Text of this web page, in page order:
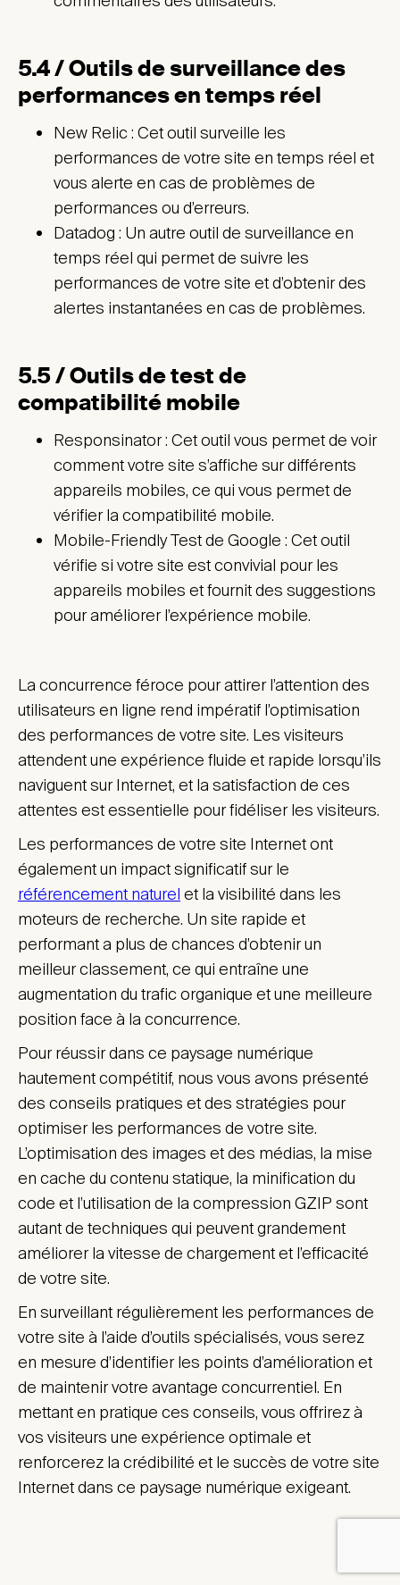
5.4 / Outils de surveillance des
performances en temps réel
New Relic : Cet outil surveille les
performances de votre site en temps réel et
vous alerte en cas de problèmes de
performances ou d’erreurs.
Datadog : Un autre outil de surveillance en
temps réel qui permet de suivre les
performances de votre site et d’obtenir des
alertes instantanées en cas de problèmes.
5.5 / Outils de test de
compatibilité mobile
Responsinator : Cet outil vous permet de voir
comment votre site s’affiche sur différents
appareils mobiles, ce qui vous permet de
vérifier la compatibilité mobile.
Mobile-Friendly Test de Google : Cet outil
vérifie si votre site est convivial pour les
appareils mobiles et fournit des suggestions
pour améliorer l’expérience mobile.
La concurrence féroce pour attirer l’attention des
utilisateurs en ligne rend impératif l’optimisation
des performances de votre site. Les visiteurs
attendent une expérience fluide et rapide lorsqu’ils
naviguent sur Internet, et la satisfaction de ces
attentes est essentielle pour fidéliser les visiteurs.
Les performances de votre site Internet ont
également un impact significatif sur le
référencement naturel et la visibilité dans les
moteurs de recherche. Un site rapide et
performant a plus de chances d’obtenir un
meilleur classement, ce qui entraîne une
augmentation du trafic organique et une meilleure
position face à la concurrence.
Pour réussir dans ce paysage numérique
hautement compétitif, nous vous avons présenté
des conseils pratiques et des stratégies pour
optimiser les performances de votre site.
L’optimisation des images et des médias, la mise
en cache du contenu statique, la minification du
code et l’utilisation de la compression GZIP sont
autant de techniques qui peuvent grandement
améliorer la vitesse de chargement et l’efficacité
de votre site.
En surveillant régulièrement les performances de
votre site à l’aide d’outils spécialisés, vous serez
en mesure d’identifier les points d’amélioration et
de maintenir votre avantage concurrentiel. En
mettant en pratique ces conseils, vous offrirez à
vos visiteurs une expérience optimale et
renforcerez la crédibilité et le succès de votre site
Internet dans ce paysage numérique exigeant.